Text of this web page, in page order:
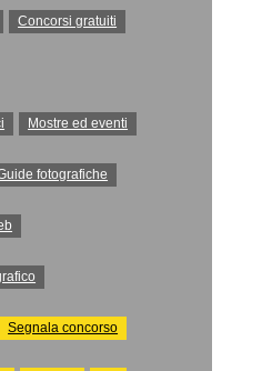
Concorsi gratuiti
Mostre ed eventi
fotografiche
Segnala concorso